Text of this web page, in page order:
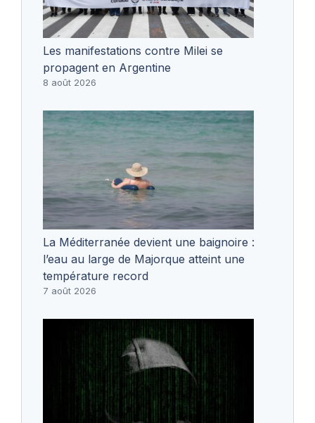
Les manifestations contre Milei se
propagent en Argentine
8 août 2026
La Méditerranée devient une baignoire :
l’eau au large de Majorque atteint une
température record
7 août 2026